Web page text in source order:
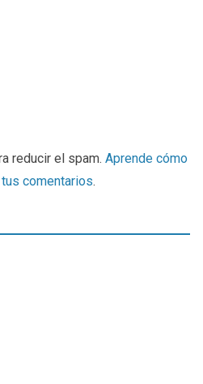
reducir el spam. Aprende cómo
comentarios.